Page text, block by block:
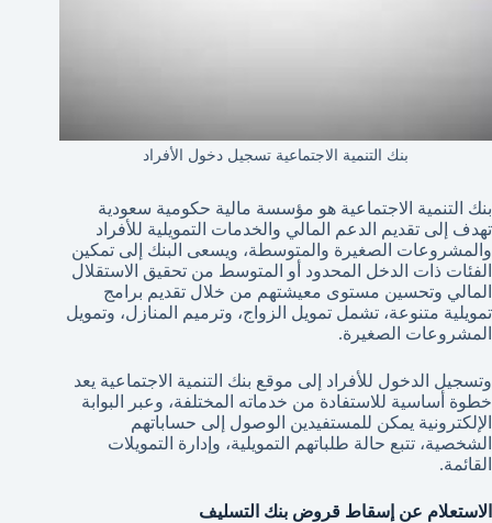
بنك التنمية الاجتماعية تسجيل دخول الأفراد
بنك التنمية الاجتماعية هو مؤسسة مالية حكومية سعودية
تهدف إلى تقديم الدعم المالي والخدمات التمويلية للأفراد
والمشروعات الصغيرة والمتوسطة، ويسعى البنك إلى تمكين
الفئات ذات الدخل المحدود أو المتوسط من تحقيق الاستقلال
المالي وتحسين مستوى معيشتهم من خلال تقديم برامج
تمويلية متنوعة، تشمل تمويل الزواج، وترميم المنازل، وتمويل
المشروعات الصغيرة.
وتسجيل الدخول للأفراد إلى موقع بنك التنمية الاجتماعية يعد
خطوة أساسية للاستفادة من خدماته المختلفة، وعبر البوابة
الإلكترونية يمكن للمستفيدين الوصول إلى حساباتهم
الشخصية، تتبع حالة طلباتهم التمويلية، وإدارة التمويلات
القائمة.
الاستعلام عن إسقاط قروض بنك التسليف